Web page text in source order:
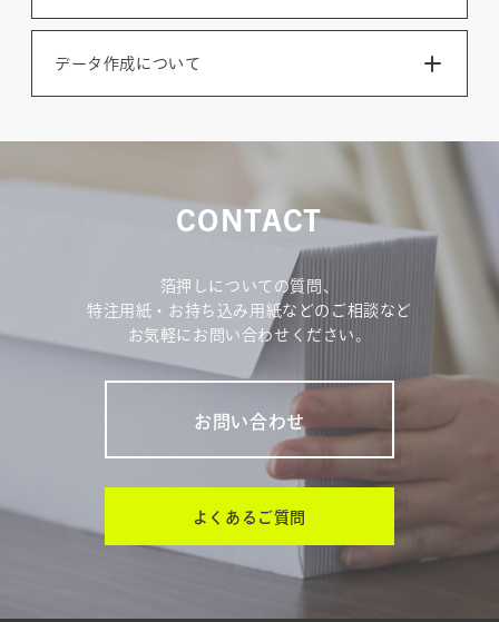
データ作成について
CONTACT
箔押しについての質問、
特注用紙・お持ち込み用紙などのご相談など
お気軽にお問い合わせください。
お問い合わせ
よくあるご質問